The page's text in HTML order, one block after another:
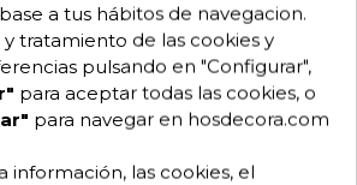
Hablemos
tu presupuesto
a tus hábitos de navegacion.
tratamiento de las cookies y
pulsando en "Configurar",
para aceptar todas las cookies, o
para navegar en hosdecora.com
información, las cookies, el